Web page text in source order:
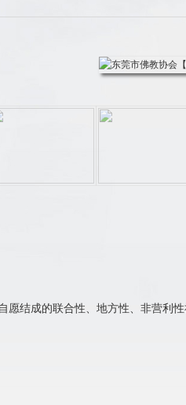
行业（门户）网站建设
愿结成的联合性、地方性、非营利